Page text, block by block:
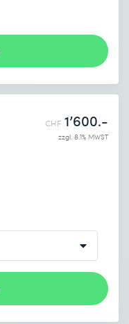
CHF 1’600.-
zzgl. 8.1% MWST